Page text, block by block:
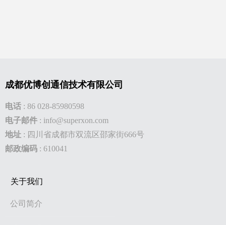
关于我们
公司简介
成都优博创通信技术有限公司
电话 : 86 028-85980598
电子邮件 : info@superxon.com
地址 : 四川省成都市双流区邵家街666号
邮政编码 : 610041